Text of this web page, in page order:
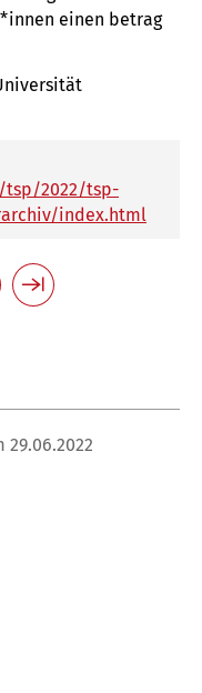
einen betrag
2022/tsp-
index.html